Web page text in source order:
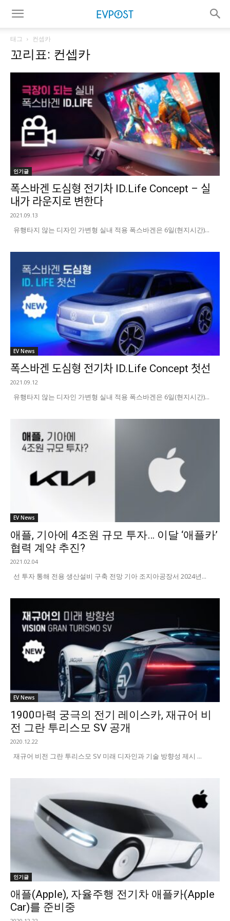
태그 컨셉카
꼬리표: 컨셉카
인기글
폭스바겐 도심형 전기차 ID.Life Concept – 실
내가 라운지로 변한다
2021.09.13
유행타지 않는 디자인 가변형 실내 적용 폭스바겐은 6일(현지시간)...
EV News
폭스바겐 도심형 전기차 ID.Life Concept 첫선
2021.09.12
유행타지 않는 디자인 가변형 실내 적용 폭스바겐은 6일(현지시간)...
EV News
애플, 기아에 4조원 규모 투자… 이달 ‘애플카’
협력 계약 추진?
2021.02.04
선 투자 통해 전용 생산설비 구축 전망 기아 조지아공장서 2024년...
EV News
1900마력 궁극의 전기 레이스카, 재규어 비
전 그란 투리스모 SV 공개
2020.12.22
재규어 비전 그란 투리스모 SV 미래 디자인과 기술 방향성 제시 ...
인기글
애플(Apple), 자율주행 전기차 애플카(Apple
Car)를 준비중